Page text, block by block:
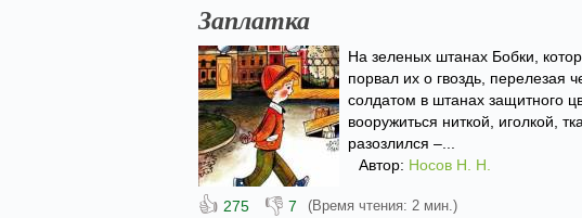
Заплатка
На зеленых штанах Бобки,
порвал их о гвоздь, перелезая
солдатом в штанах защитного
вооружиться ниткой, иголкой,
разозлился –...
Автор: Носов Н. Н.
👍 275 👎 7 (Время чтения: 2 мин.)